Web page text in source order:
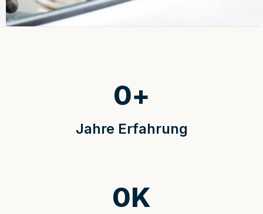
Jahre Erfahrung
0+
0K